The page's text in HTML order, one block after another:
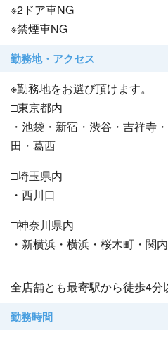
※2ドア車NG
※禁煙車NG
勤務地・アクセス
※勤務地をお選び頂けます。
□東京都内
・池袋・新宿・渋谷・吉祥寺
田・葛西
□埼玉県内
・西川口
□神奈川県内
・新横浜・横浜・桜木町・関
全店舗とも最寄駅から徒歩4分
勤務時間